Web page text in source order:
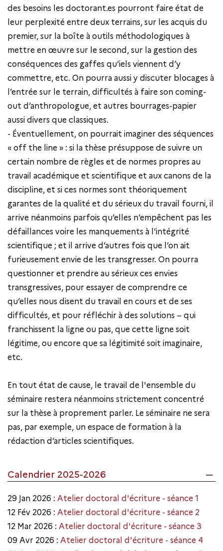
des besoins les doctorant.es pourront faire état de
leur perplexité entre deux terrains, sur les acquis du
premier, sur la boîte à outils méthodologiques à
mettre en œuvre sur le second, sur la gestion des
conséquences des gaffes qu’iels viennent d’y
commettre, etc. On pourra aussi y discuter blocages à
l’entrée sur le terrain, difficultés à faire son coming-
out d’anthropologue, et autres bourrages-papier
aussi divers que classiques.
- Éventuellement, on pourrait imaginer des séquences
« off the line » : si la thèse présuppose de suivre un
certain nombre de règles et de normes propres au
travail académique et scientifique et aux canons de la
discipline, et si ces normes sont théoriquement
garantes de la qualité et du sérieux du travail fourni, il
arrive néanmoins parfois qu’elles n’empêchent pas les
défaillances voire les manquements à l’intégrité
scientifique ; et il arrive d’autres fois que l’on ait
furieusement envie de les transgresser. On pourra
questionner et prendre au sérieux ces envies
transgressives, pour essayer de comprendre ce
qu’elles nous disent du travail en cours et de ses
difficultés, et pour réfléchir à des solutions – qui
franchissent la ligne ou pas, que cette ligne soit
légitime, ou encore que sa légitimité soit imaginaire,
etc.
En tout état de cause, le travail de l'ensemble du
séminaire restera néanmoins strictement concentré
sur la thèse à proprement parler. Le séminaire ne sera
pas, par exemple, un espace de formation à la
rédaction d’articles scientifiques.
Calendrier 2025-2026
29 Jan 2026 : Atelier doctoral d'écriture - séance 1
12 Fév 2026 : Atelier doctoral d'écriture - séance 2
12 Mar 2026 : Atelier doctoral d'écriture - séance 3
09 Avr 2026 : Atelier doctoral d'écriture - séance 4